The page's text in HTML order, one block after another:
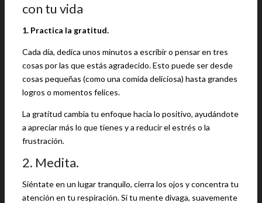
con tu vida
1. Practica la gratitud.
Cada día, dedica unos minutos a escribir o pensar en tres
cosas por las que estás agradecido. Esto puede ser desde
cosas pequeñas (como una comida deliciosa) hasta grandes
logros o momentos felices.
La gratitud cambia tu enfoque hacia lo positivo, ayudándote
a apreciar más lo que tienes y a reducir el estrés o la
frustración.
2. Medita.
Siéntate en un lugar tranquilo, cierra los ojos y concentra tu
atención en tu respiración. Si tu mente divaga, suavemente